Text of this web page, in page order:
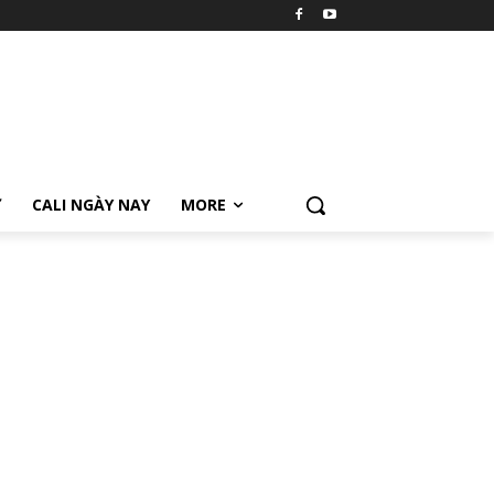
CALI NGÀY NAY MORE